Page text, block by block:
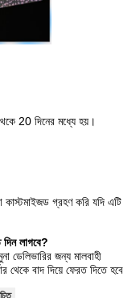
20 দিনের মধ্যে হয়।
গ্রহণ করি যদি এটি
লাগবে?
ডেলিভারির জন্য মালবাহী
থেকে বাদ দিয়ে ফেরত দিতে হবে